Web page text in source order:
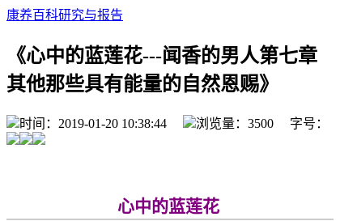
康养百科研究与报告
《心中的蓝莲花---闻香的男人第七章
其他那些具有能量的自然恩赐》
时间：2019-01-20 10:38:44 浏览量：3500 字号：
心中的蓝莲花